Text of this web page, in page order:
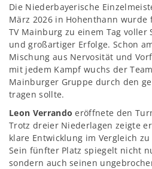
Die Niederbayerische
März 2026 in Hohenthann wurde
TV Mainburg zu einem Tag voller
und großartiger Erfolge. Schon
Mischung aus Nervosität und
mit jedem Kampf wuchs der
Mainburger Gruppe durch den
tragen sollte.
Leon Verrando eröffnete den
Trotz dreier Niederlagen zeigte
klare Entwicklung im Vergleich
Sein fünfter Platz spiegelt nicht
sondern auch seinen